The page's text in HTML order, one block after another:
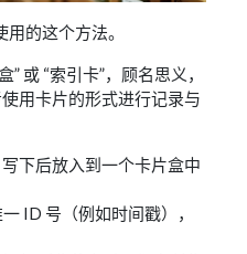
的这个方法。
或 “索引卡”，顾名思义，
用卡片的形式进行记录与
下后放入到一个卡片盒中
ID 号（例如时间戳），